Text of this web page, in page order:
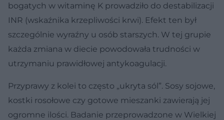
bogatych w witaminę K prowadziło do destabilizacji
INR (wskaźnika krzepliwości krwi). Efekt ten był
szczególnie wyraźny u osób starszych. W tej grupie
każda zmiana w diecie powodowała trudności w
utrzymaniu prawidłowej antykoagulacji.
Przyprawy z kolei to często „ukryta sól”. Sosy sojowe,
kostki rosołowe czy gotowe mieszanki zawierają jej
ogromne ilości. Badanie przeprowadzone w Wielkiej